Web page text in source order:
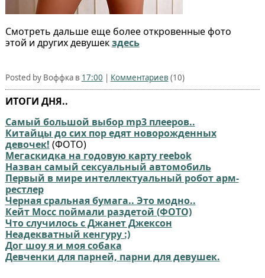
Смотреть дальше еще более откровенные фото
этой и других девушекздесь
Posted by Воффка в 17:00 | Комментариев (10)
ИТОГИ ДНЯ..
Самый большой выбор mp3 плееров..
Китайцы до сих пор едят новорожденных
девочек! (ФОТО)
Мегаскидка на годовую карту reebok
Назван самый сексуальный автомобиль
Первый в мире интеллектуальный робот арм-
рестлер
Черная сральная бумага.. Это модно..
Кейт Мосс поймали раздетой (ФОТО)
Что случилось с Джанет Джексон
Неадекватный кенгуру :)
Дог шоу я и моя собака
Девченки для парней, парни для девушек.